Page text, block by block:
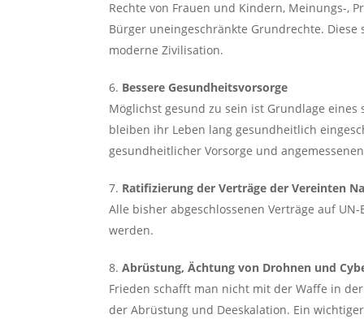
Rechte von Frauen und Kindern, Meinungs-,
Bürger uneingeschränkte Grundrechte.
moderne Zivilisation.
Bessere Gesundheitsvorsorge
Möglichst gesund zu sein ist Grundlage
bleiben ihr Leben lang gesundheitlich
gesundheitlicher Vorsorge und
Ratifizierung der Verträge der Vereinten
Alle bisher abgeschlossenen Verträge auf
werden.
Abrüstung, Ächtung von Drohnen und
Frieden schafft man nicht mit der Waffe in
der Abrüstung und Deeskalation. Ein